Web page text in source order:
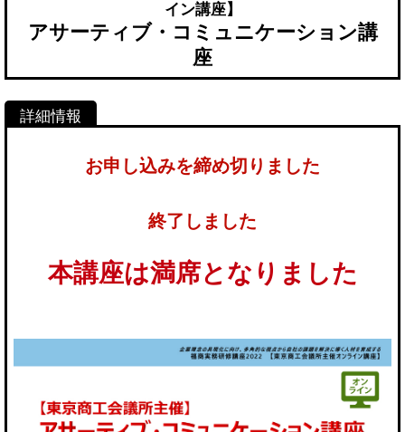
イン講座】
アサーティブ・コミュニケーション講
座
お申し込みを締め切りました
終了しました
本講座は満席となりました